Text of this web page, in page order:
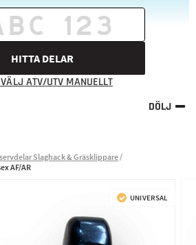
HITTA DELAR
ATV/UTV MANUELLT
DÖLJ
Slaghack & Gräsklippare
AF/AR
UNIVERSAL